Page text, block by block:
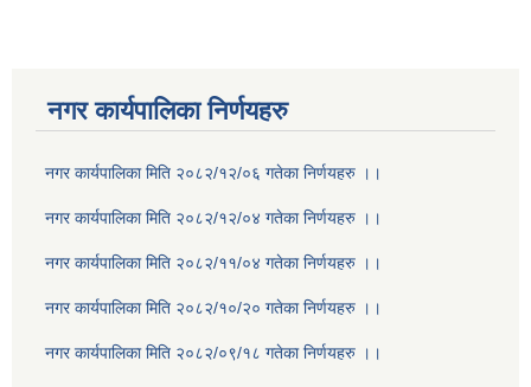
नगर कार्यपालिका निर्णयहरु
नगर कार्यपालिका मिति २०८२/१२/०६ गतेका निर्णयहरु ।।
नगर कार्यपालिका मिति २०८२/१२/०४ गतेका निर्णयहरु ।।
नगर कार्यपालिका मिति २०८२/११/०४ गतेका निर्णयहरु ।।
नगर कार्यपालिका मिति २०८२/१०/२० गतेका निर्णयहरु ।।
नगर कार्यपालिका मिति २०८२/०९/१८ गतेका निर्णयहरु ।।